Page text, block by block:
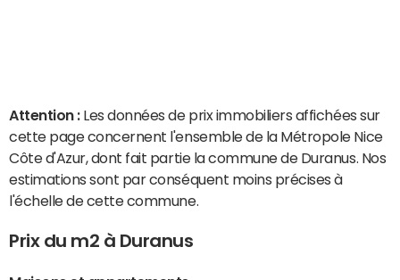
Attention : Les données de prix immobiliers affichées sur
cette page concernent l'ensemble de la Métropole Nice
Côte d'Azur, dont fait partie la commune de Duranus. Nos
estimations sont par conséquent moins précises à
l'échelle de cette commune.
Prix du m2 à Duranus